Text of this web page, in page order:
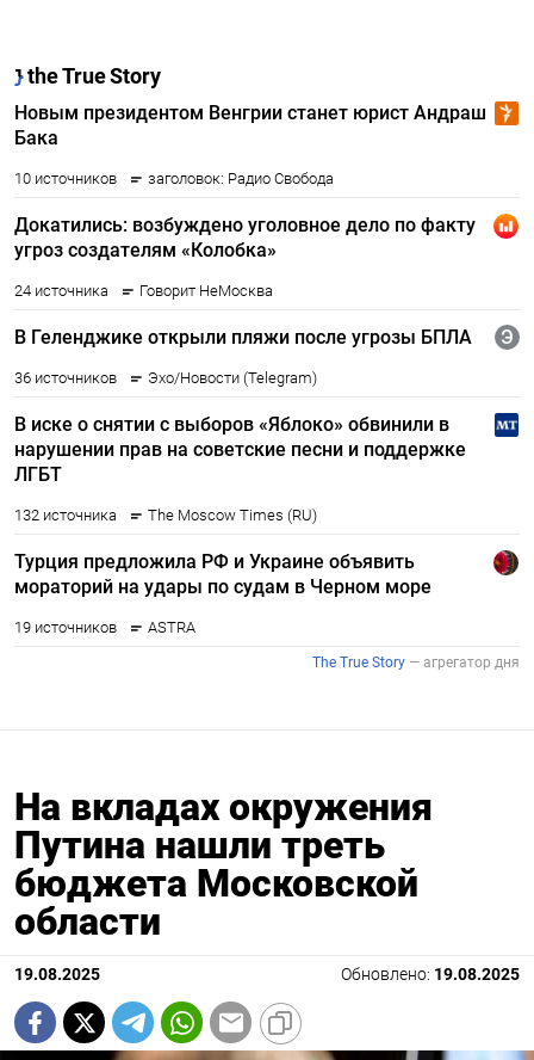
На вкладах окружения
Путина нашли треть
бюджета Московской
области
19.08.2025 Обновлено: 19.08.2025